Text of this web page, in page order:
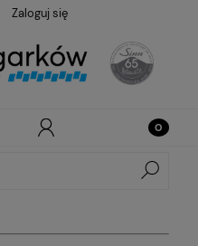
Zaloguj się